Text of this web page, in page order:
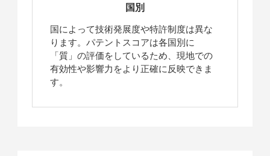
国別
国によって技術発展度や特許制度は異な
ります。パテントスコアは各国別に
「質」の評価をしているため、現地での
有効性や影響力をより正確に反映できま
す。